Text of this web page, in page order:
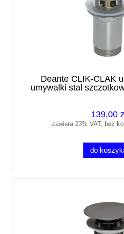
Deante CLIK-CLAK
umywalki stal
139,00
zawiera 23% VAT, bez
do